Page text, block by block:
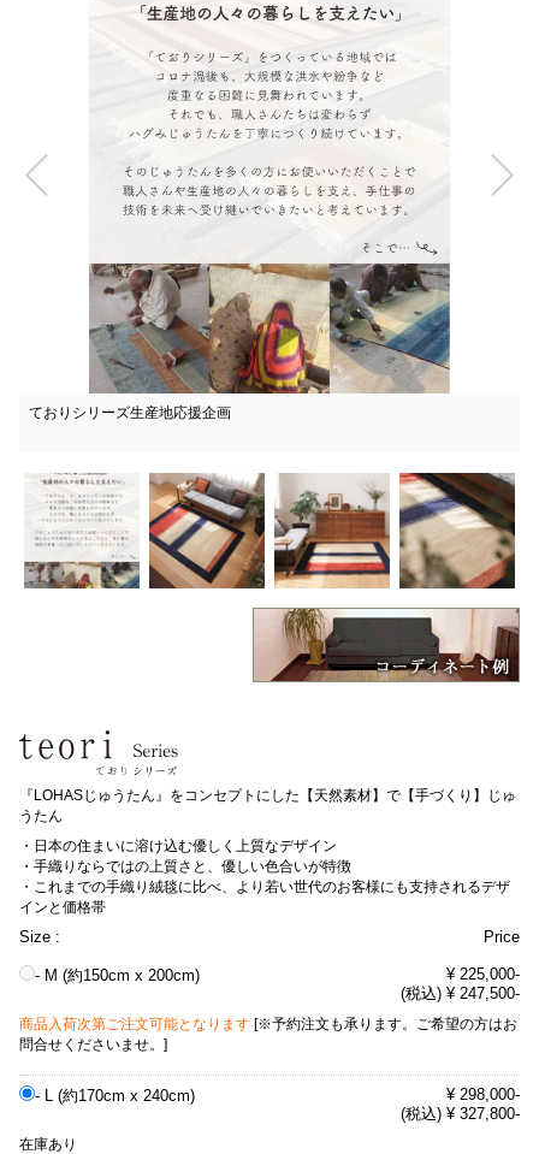
ておりシリーズ生産地応援企画
『LOHASじゅうたん』をコンセプトにした【天然素材】で【手づくり】じゅ
うたん
・日本の住まいに溶け込む優しく上質なデザイン
・手織りならではの上質さと、優しい色合いが特徴
・これまでの手織り絨毯に比べ、より若い世代のお客様にも支持されるデザ
インと価格帯
Size : Price
- M (約150cm x 200cm)
¥ 225,000-
(税込) ¥ 247,500-
商品入荷次第ご注文可能となります [※予約注文も承ります。ご希望の方はお
問合せくださいませ。]
- L (約170cm x 240cm)
¥ 298,000-
(税込) ¥ 327,800-
在庫あり